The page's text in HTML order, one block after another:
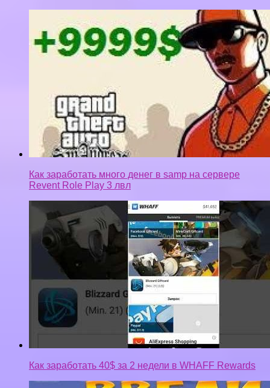
Как заработать много денег в samp на сервере
Revent Role Play 3 лвл
Как заработать 40$ за 2 недели в WHAFF Rewards